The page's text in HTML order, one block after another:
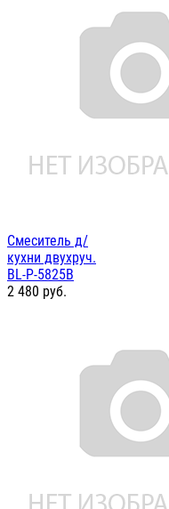
Смеситель д/
кухни двухруч.
BL-P-5825B
2 480 руб.